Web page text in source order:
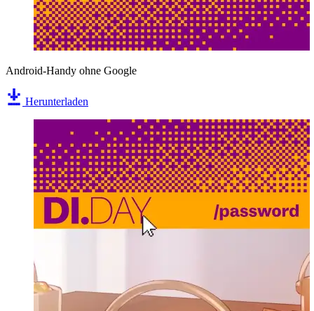
Android-Handy ohne Google
Herunterladen